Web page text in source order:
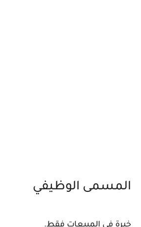
المسمى الوظيفي
خبرة في المبيعات فقط.